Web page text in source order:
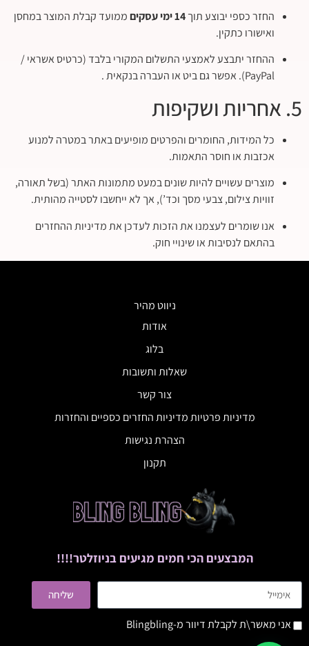
החזר כספי יבוצע תוך14 ימי עסקים
ממועד קבלת המוצר במחסן
ואישורו כתקין.
ההחזר יתבצע לאמצעי התשלום המקורי בלבד (כרטיס אשראי /
PayPal). אפשר גם ביט או העברה בנקאית .
5. אחריות ושקיפות
כל המידות, החומרים והפרטים מופיעים באתר במטרה למנוע
אכזבות או חוסר התאמות.
מוצרים עשויים להיות שונים במעט מתמונות האתר (בשל תאורה,
זוויות צילום, צבעי מסך וכד’), אך לא ייחשבו לסטייה מהותית.
אנו שומרים לעצמנו את הזכות לעדכן את מדיניות ההחזרים
בהתאם לנסיבות או שינויי חוק.
ניווט מהיר
אודות
בלוג
שאלות ותשובות
צור קשר
מדיניות פרטיות מדיניות החזרים כספיים והחזרות
הצהרת נגישות
תקנון
המבצעים הכי חמים מגיעים בניוזלטר!!!!
אני מאשר\ת לקבלת דיוור מ-Blingbling
שליחה